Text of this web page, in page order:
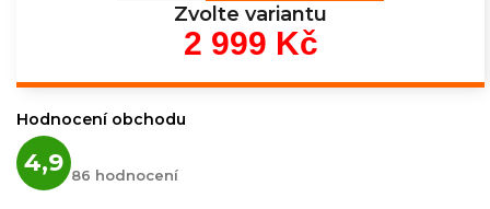
Zvolte variantu
2 999 KčMěrná
Hodnocení obchodu
4,9 hodnocení
obchodu
86 hodnocení